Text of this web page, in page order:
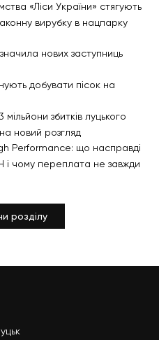
«Ліси України» стягують
вирубку в нацпарку
нових заступниць
добувати пісок на
збитків луцького
новий розгляд
Performance: що насправді
і чому переплата не завжди
розділу